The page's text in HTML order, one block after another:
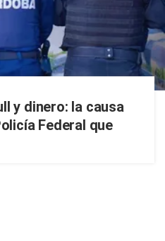
y dinero: la causa
Federal que